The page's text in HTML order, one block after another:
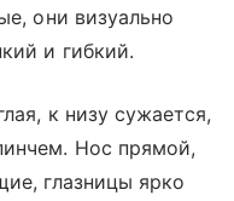
они визуально
и гибкий.
к низу сужается,
Нос прямой,
глазницы ярко